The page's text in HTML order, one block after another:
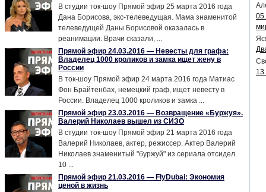
В студии ток-шоу Прямой эфир 25 марта 2016 года
Дана Борисова, экс-телеведущая. Мама знаменитой
телеведущей Даны Борисовой оказалась в
реанимации. Врачи сказали, ...
Прямой эфир 24.03.2016 — Невесты для графа:
Владелец 1000 кроликов и замка ищет жену в
России
В ток-шоу Прямой эфир 24 марта 2016 года Матиас
Фон Брайтенбах, немецкий граф, ищет невесту в
России. Владелец 1000 кроликов и замка ...
Прямой эфир 23.03.2016 — Возвращение «Буржуя».
Валерий Николаев вышел из СИЗО
В студии ток-шоу Прямой эфир 21 марта 2016 года
Валерий Николаев, актер, режиссер. Актер Валерий
Николаев знаменитый "буржуй" из сериала отсидел
10 ...
Прямой эфир 21.03.2016 — FlyDubai: Экономия
ценой в жизнь